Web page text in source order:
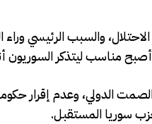
والسبب الرئيسي
أصبح مناسب ليتذكر السوريون
والصمت الدولي، وعدم إقرار
سوريا المستقبل.